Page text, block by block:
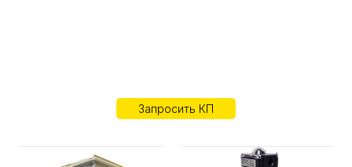
Запросить КП